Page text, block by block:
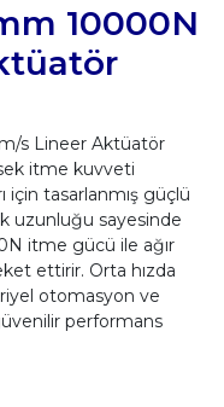
10000N
s Lineer Aktüatör
itme kuvveti
için tasarlanmış güçlü
uzunluğu sayesinde
itme gücü ile ağır
ettirir. Orta hızda
otomasyon ve
performans